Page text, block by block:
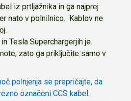
iz prtljažnika in ga najprej
nato v polnilnico. Kablov ne
Tesla Superchargerjihje
zato ga priključitesamo v
polnjenja se prepričajte, da
označeni CCS kabel.